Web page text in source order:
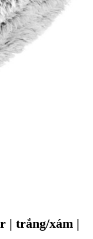
| trắng/xám |